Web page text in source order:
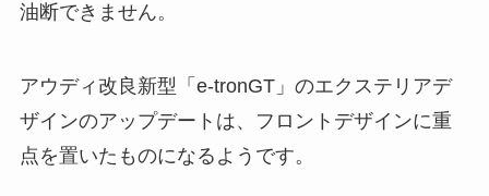
油断できません。
アウディ改良新型「e-tronGT」のエクステリアデ
ザインのアップデートは、フロントデザインに重
点を置いたものになるようです。